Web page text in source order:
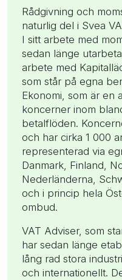
Rådgivning och
naturlig del i Svea
I sitt arbete med
sedan länge
arbete med
som står på egna
Ekonomi, som är en
koncerner inom
betalflöden.
och har cirka 1 000
representerad via
Danmark, Finland,
Nederländerna,
och i princip hela
ombud.
VAT Adviser, som
har sedan länge
lång rad stora
och internationellt.